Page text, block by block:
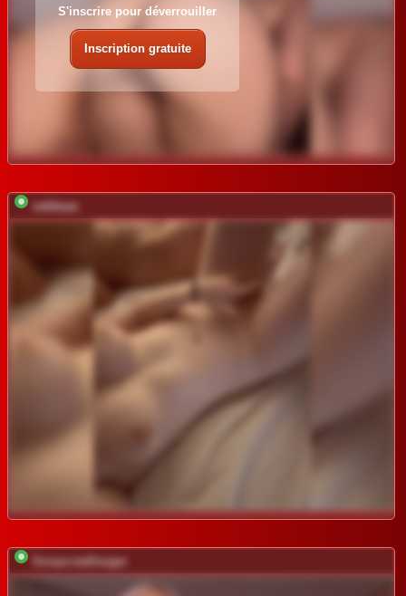
S'inscrire pour déverrouiller
Inscription gratuite
vattttaaa
Sonya-reallsugar